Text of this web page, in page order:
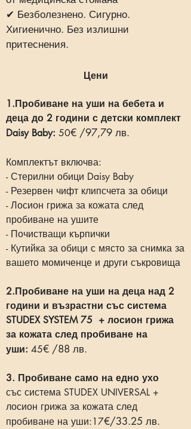
✔ Безболезнено. Сигурно.
Хигиенично. Без излишни
притеснения.
Цени
1.Пробиване на уши на бебета и
деца до 2 години с детски комплект
Daisy Baby: 50€ /97,79 лв.
Комплектът включва:
- Стерилни обици Daisy Baby
- Резервен чифт клипсчета за обици
- Лосион грижа за кожата след
пробиване на ушите
- Почистващи кърпички
- Кутийка за обици с място за снимка за
вашето момиченце и други съкровища
2.Пробиване на уши на деца над 2
години и възрастни със система
STUDEX SYSTEM 75 + лосион грижа
за кожата след пробиване на
уши: 45€ /88 лв.
3. Пробиване само на едно ухо
със система STUDEX UNIVERSAL +
лосион грижа за кожата след
пробиване на уши:17€/33.25 лв.